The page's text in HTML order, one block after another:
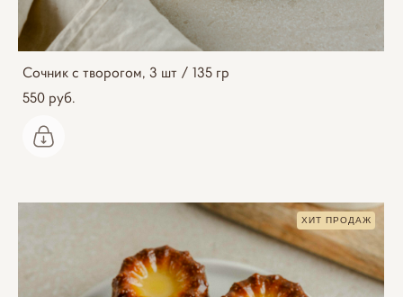
Сочник с творогом, 3 шт / 135 гр
550 pуб.
ХИТ ПРОДАЖ